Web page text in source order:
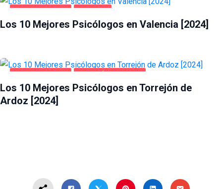
Los 10 Mejores Psicólogos en Valencia [2024]
Los 10 Mejores Psicólogos en Torrejón de
Ardoz [2024]